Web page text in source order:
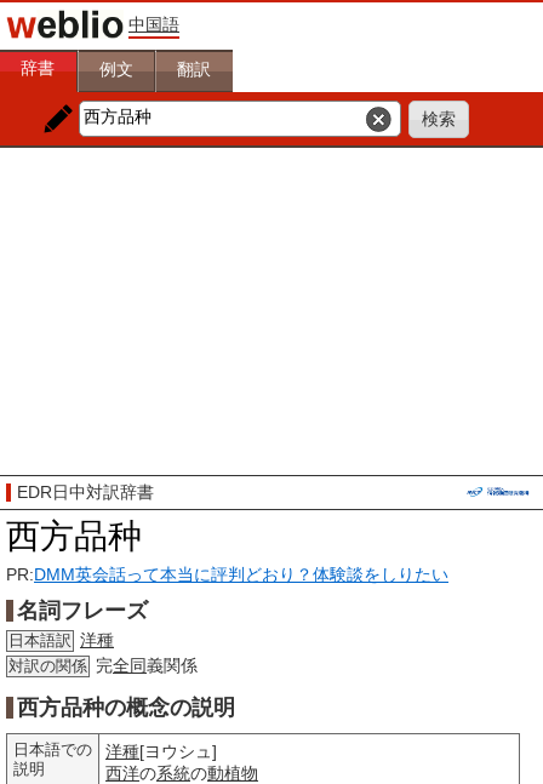
中国語
辞書 例文 翻訳
EDR日中対訳辞書
西方品种
PR:DMM英会話って本当に評判どおり？体験談をしりたい
名詞フレーズ
日本語訳 洋種
対訳の関係 完全同義関係
西方品种の概念の説明
日本語での
説明
洋種[ヨウシュ]
西洋の系統の動植物